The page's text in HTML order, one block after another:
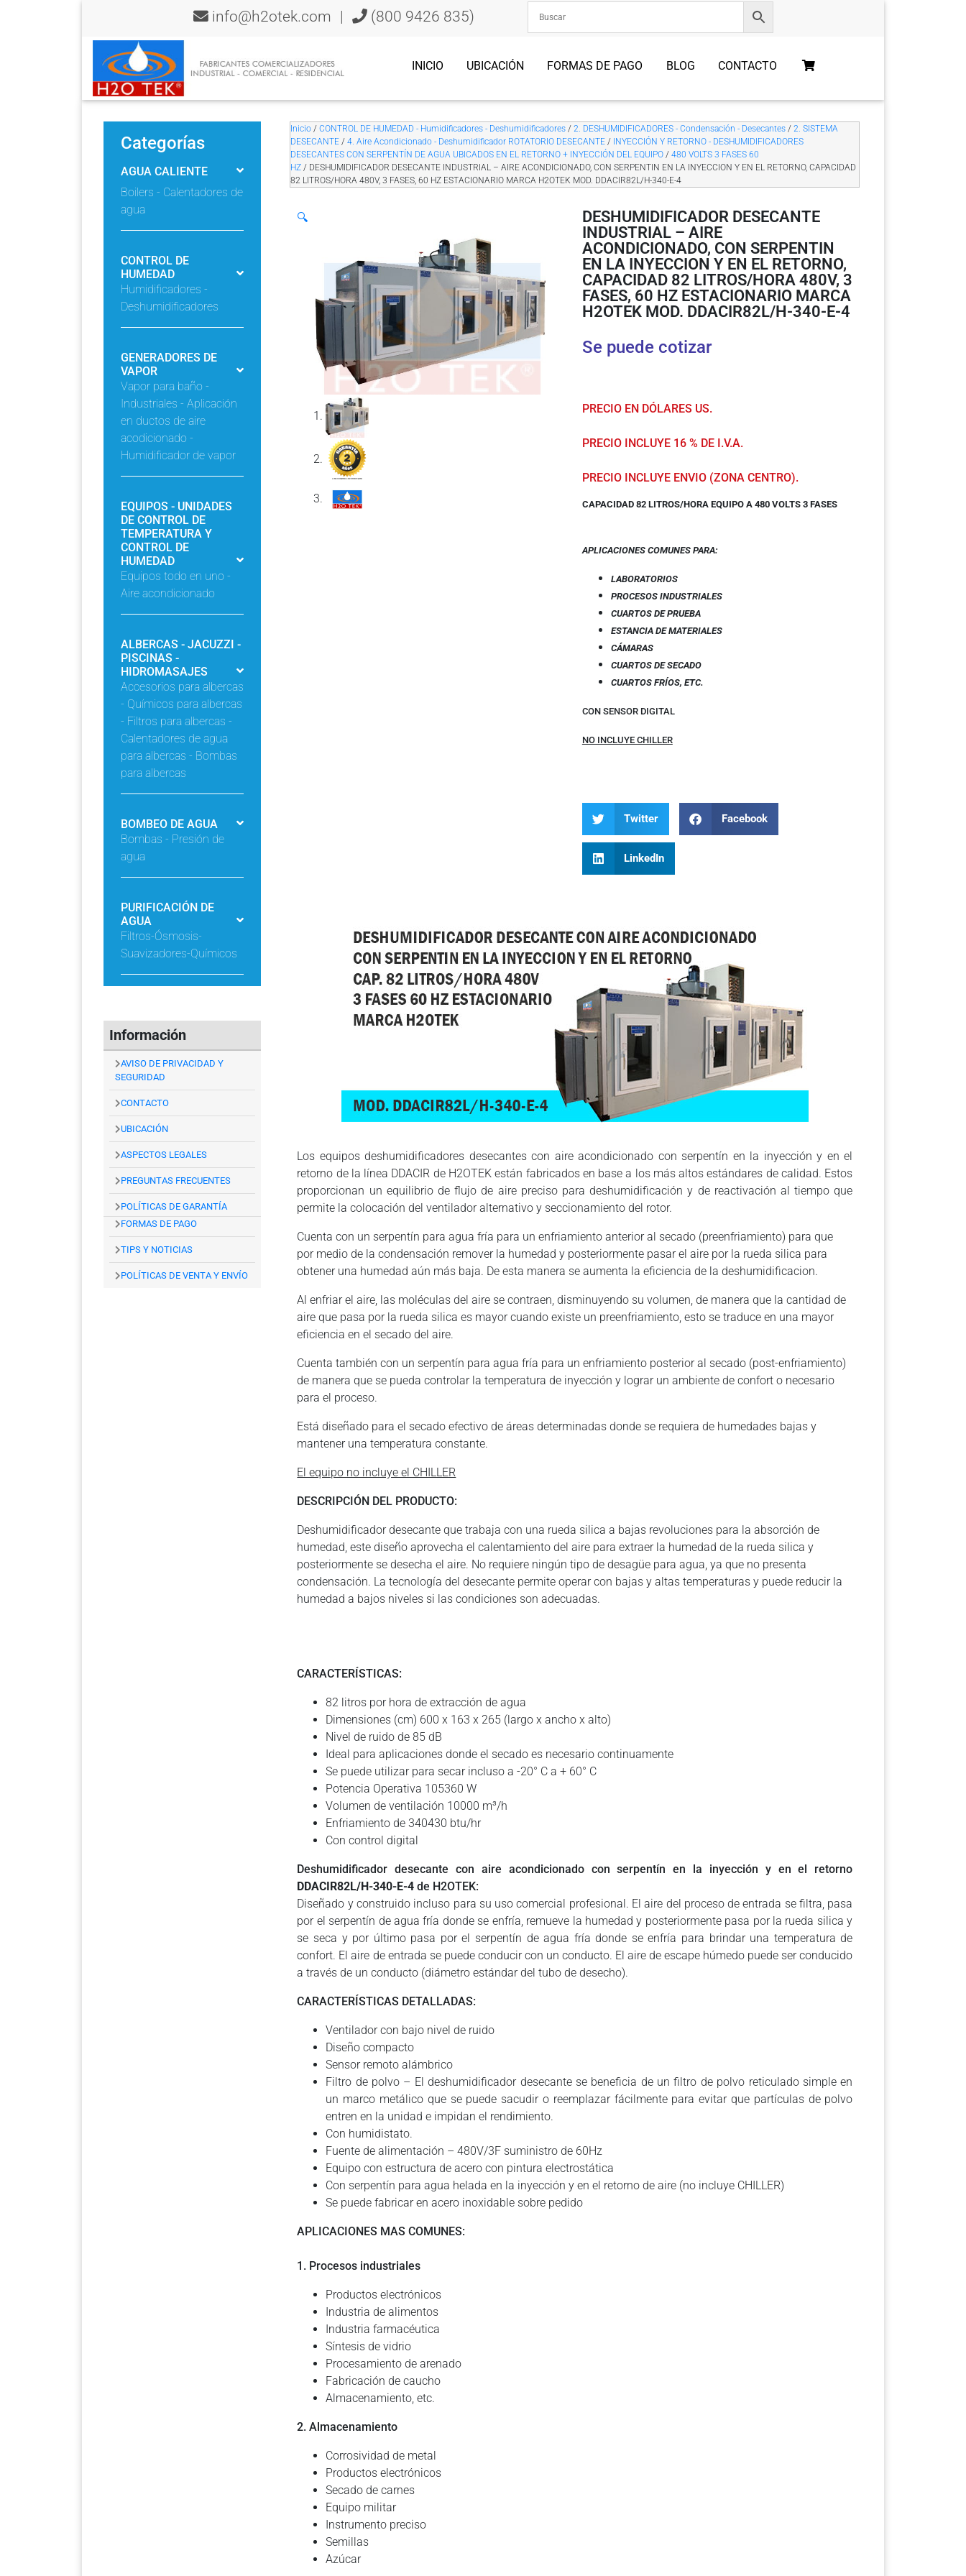
info@h2otek.com | (800 9426 835)
INICIO UBICACIÓN FORMAS DE PAGO BLOG CONTACTO
Categorías
AGUA CALIENTE
Boilers - Calentadores de
agua
CONTROL DE
HUMEDAD
Humidificadores -
Deshumidificadores
GENERADORES DE
VAPOR
Vapor para baño -
Industriales - Aplicación
en ductos de aire
acodicionado -
Humidificador de vapor
EQUIPOS - UNIDADES
DE CONTROL DE
TEMPERATURA Y
CONTROL DE
HUMEDAD
Equipos todo en uno -
Aire acondicionado
ALBERCAS - JACUZZI -
PISCINAS -
HIDROMASAJES
Accesorios para albercas
- Químicos para albercas
- Filtros para albercas -
Calentadores de agua
para albercas - Bombas
para albercas
BOMBEO DE AGUA
Bombas - Presión de
agua
PURIFICACIÓN DE
AGUA
Filtros-Ósmosis-
Suavizadores-Químicos
Información
AVISO DE PRIVACIDAD Y
SEGURIDAD
CONTACTO
UBICACIÓN
ASPECTOS LEGALES
PREGUNTAS FRECUENTES
POLÍTICAS DE GARANTÍA
FORMAS DE PAGO
TIPS Y NOTICIAS
POLÍTICAS DE VENTA Y ENVÍO
Inicio /CONTROL DE HUMEDAD - Humidificadores - Deshumidificadores /2. DESHUMIDIFICADORES - Condensación - Desecantes /2. SISTEMA
DESECANTE /4. Aire Acondicionado - Deshumidificador ROTATORIO DESECANTE / INYECCIÓN Y RETORNO - DESHUMIDIFICADORES
DESECANTES CON SERPENTÍN DE AGUA UBICADOS EN EL RETORNO + INYECCIÓN DEL EQUIPO /480 VOLTS 3 FASES 60
HZ / DESHUMIDIFICADOR DESECANTE INDUSTRIAL – AIRE ACONDICIONADO, CON SERPENTIN EN LA INYECCION Y EN EL RETORNO, CAPACIDAD
82 LITROS/HORA 480V, 3 FASES, 60 HZ ESTACIONARIO MARCA H2OTEK MOD. DDACIR82L/H-340-E-4
🔍
DESHUMIDIFICADOR DESECANTE
INDUSTRIAL – AIRE
ACONDICIONADO, CON SERPENTIN
EN LA INYECCION Y EN EL RETORNO,
CAPACIDAD 82 LITROS/HORA 480V, 3
FASES, 60 HZ ESTACIONARIO MARCA
H2OTEK MOD. DDACIR82L/H-340-E-4
Se puede cotizar
PRECIO EN DÓLARES US.
PRECIO INCLUYE 16 % DE I.V.A.
PRECIO INCLUYE ENVIO (ZONA CENTRO).
CAPACIDAD 82 LITROS/HORA EQUIPO A 480 VOLTS 3 FASES
APLICACIONES COMUNESPARA:
LABORATORIOS
PROCESOS INDUSTRIALES
CUARTOS DE PRUEBA
ESTANCIA DE MATERIALES
CÁMARAS
CUARTOS DE SECADO
CUARTOS FRÍOS, ETC.
CON SENSOR DIGITAL
NO INCLUYE CHILLER
Twitter Facebook
LinkedIn
Los equipos deshumidificadores desecantes con aire acondicionado con serpentín en la inyección y en el
retorno de la línea DDACIR de H2OTEK están fabricados en base a los más altos estándares de calidad. Estos
proporcionan un equilibrio de flujo de aire preciso para deshumidificación y de reactivación al tiempo que
permite la colocación del ventilador alternativo y seccionamiento del rotor.
Cuenta con un serpentín para agua fría para un enfriamiento anterior al secado (preenfriamiento) para que
por medio de la condensación remover la humedad y posteriormente pasar el aire por la rueda silica para
obtener una humedad aún más baja. De esta manera se aumenta la eficiencia de la deshumidificacion.
Al enfriar el aire, las moléculas del aire se contraen, disminuyendo su volumen, de manera que la cantidad de
aire que pasa por la rueda silica es mayor cuando existe un preenfriamiento, esto se traduce en una mayor
eficiencia en el secado del aire.
Cuenta también con un serpentín para agua fría para un enfriamiento posterior al secado (post-enfriamiento)
de manera que se pueda controlar la temperatura de inyección y lograr un ambiente de confort o necesario
para el proceso.
Está diseñado para el secado efectivo de áreas determinadas donde se requiera de humedades bajas y
mantener una temperatura constante.
El equipo no incluye el CHILLER
DESCRIPCIÓN DEL PRODUCTO:
Deshumidificador desecante que trabaja con una rueda silica a bajas revoluciones para la absorción de
humedad, este diseño aprovecha el calentamiento del aire para extraer la humedad de la rueda silica y
posteriormente se desecha el aire. No requiere ningún tipo de desagüe para agua, ya que no presenta
condensación. La tecnología del desecante permite operar con bajas y altas temperaturas y puede reducir la
humedad a bajos niveles si las condiciones son adecuadas.
CARACTERÍSTICAS:
82 litros por hora de extracción de agua
Dimensiones (cm) 600 x 163 x 265 (largo x ancho x alto)
Nivel de ruido de 85 dB
Ideal para aplicaciones donde el secado es necesario continuamente
Se puede utilizar para secar incluso a -20° C a + 60° C
Potencia Operativa 105360 W
Volumen de ventilación 10000 m³/h
Enfriamiento de 340430 btu/hr
Con control digital
Deshumidificador desecante con aire acondicionado con serpentín en la inyección y en el retorno
DDACIR82L/H-340-E-4 de H2OTEK:
Diseñado y construido incluso para su uso comercial profesional. El aire del proceso de entrada se filtra, pasa
por el serpentín de agua fría donde se enfría, remueve la humedad y posteriormente pasa por la rueda silica y
se seca y por último pasa por el serpentín de agua fría donde se enfría para brindar una temperatura de
confort. El aire de entrada se puede conducir con un conducto. El aire de escape húmedo puede ser conducido
a través de un conducto (diámetro estándar del tubo de desecho).
CARACTERÍSTICAS DETALLADAS:
Ventilador con bajo nivel de ruido
Diseño compacto
Sensor remoto alámbrico
Filtro de polvo – El deshumidificador desecante se beneficia de un filtro de polvo reticulado simple en
un marco metálico que se puede sacudir o reemplazar fácilmente para evitar que partículas de polvo
entren en la unidad e impidan el rendimiento.
Con humidistato.
Fuente de alimentación – 480V/3F suministro de 60Hz
Equipo con estructura de acero con pintura electrostática
Con serpentín para agua helada en la inyección y en el retorno de aire (no incluye CHILLER)
Se puede fabricar en acero inoxidable sobre pedido
APLICACIONES MAS COMUNES:
1. Procesos industriales
Productos electrónicos
Industria de alimentos
Industria farmacéutica
Síntesis de vidrio
Procesamiento de arenado
Fabricación de caucho
Almacenamiento, etc.
2. Almacenamiento
Corrosividad de metal
Productos electrónicos
Secado de carnes
Equipo militar
Instrumento preciso
Semillas
Azúcar